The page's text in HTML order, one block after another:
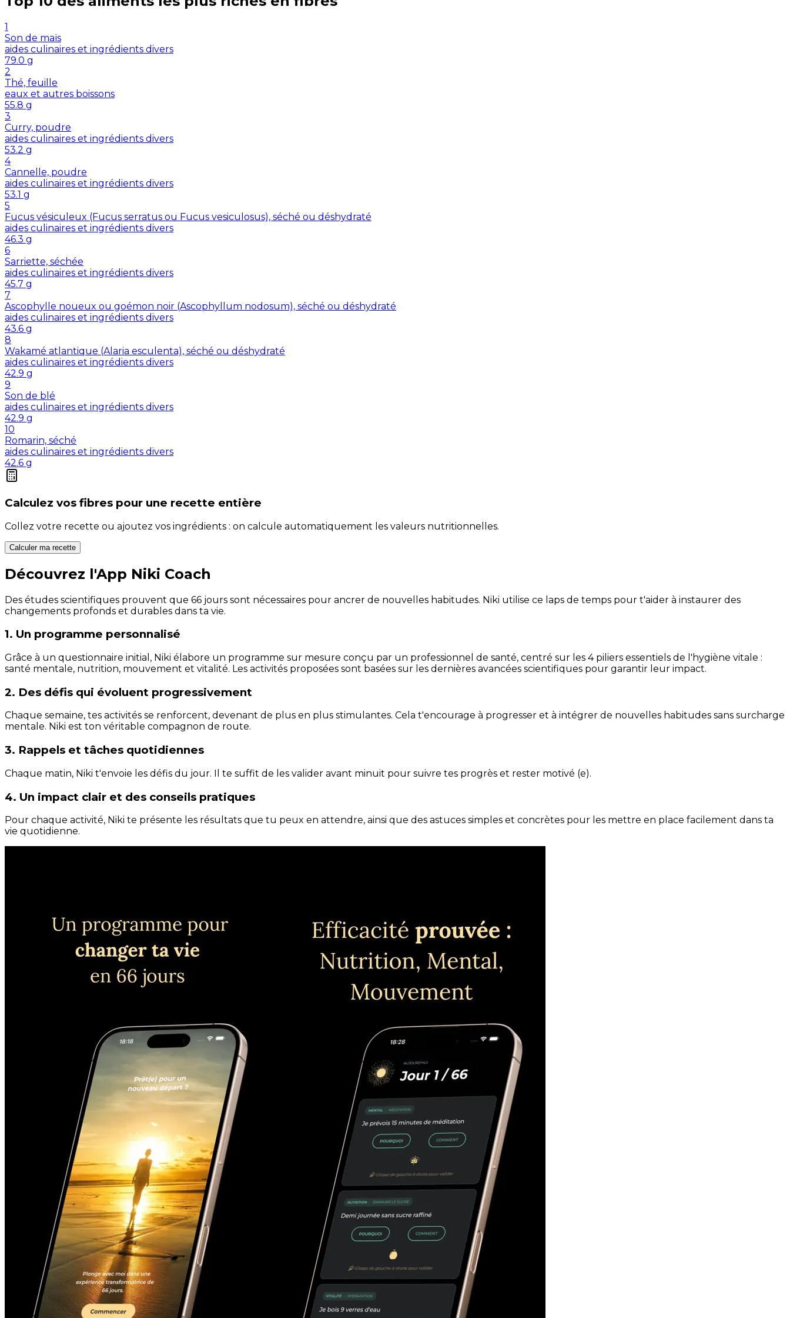
1
Son de maïs
aides culinaires et ingrédients divers
79.0 g
2
Thé, feuille
eaux et autres boissons
55.8 g
3
Curry, poudre
aides culinaires et ingrédients divers
53.2 g
4
Cannelle, poudre
aides culinaires et ingrédients divers
53.1 g
5
Fucus vésiculeux (Fucus serratus ou Fucus vesiculosus), séché ou déshydraté
aides culinaires et ingrédients divers
46.3 g
6
Sarriette, séchée
aides culinaires et ingrédients divers
45.7 g
7
Ascophylle noueux ou goémon noir (Ascophyllum nodosum), séché ou déshydraté
aides culinaires et ingrédients divers
43.6 g
8
Wakamé atlantique (Alaria esculenta), séché ou déshydraté
aides culinaires et ingrédients divers
42.9 g
9
Son de blé
aides culinaires et ingrédients divers
42.9 g
10
Romarin, séché
aides culinaires et ingrédients divers
42.6 g
Calculez vos fibres pour une recette entière
Collez votre recette ou ajoutez vos ingrédients : on calcule automatiquement les valeurs nutritionnelles.
Calculer ma recette
Découvrez l'App Niki Coach
Des études scientifiques prouvent que 66 jours sont nécessaires pour ancrer de nouvelles habitudes. Niki utilise ce laps de temps pour t'aider à instaurer des
changements profonds et durables dans ta vie.
1. Un programme personnalisé
Grâce à un questionnaire initial, Niki élabore un programme sur mesure conçu par un professionnel de santé, centré sur les 4 piliers essentiels de l'hygiène vitale :
santé mentale, nutrition, mouvement et vitalité. Les activités proposées sont basées sur les dernières avancées scientifiques pour garantir leur impact.
2. Des défis qui évoluent progressivement
Chaque semaine, tes activités se renforcent, devenant de plus en plus stimulantes. Cela t'encourage à progresser et à intégrer de nouvelles habitudes sans surcharge
mentale. Niki est ton véritable compagnon de route.
3. Rappels et tâches quotidiennes
Chaque matin, Niki t'envoie les défis du jour. Il te suffit de les valider avant minuit pour suivre tes progrès et rester motivé (e).
4. Un impact clair et des conseils pratiques
Pour chaque activité, Niki te présente les résultats que tu peux en attendre, ainsi que des astuces simples et concrètes pour les mettre en place facilement dans ta
vie quotidienne.